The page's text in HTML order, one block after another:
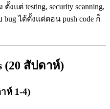
แต่ testing, security scanning,
bug ได้ตั้งแต่ตอน push code ก็
(20 สัปดาห์)
ห์ 1-4)